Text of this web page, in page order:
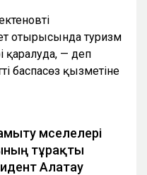
отырысында туризм
қаралуда, — деп
баспасөз қызметіне
мәселелері
тұрақты
Алатау